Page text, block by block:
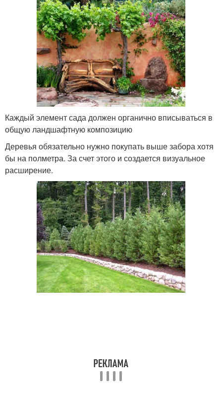
Каждый элемент сада должен органично вписываться в
общую ландшафтную композицию
Деревья обязательно нужно покупать выше забора хотя
бы на полметра. За счет этого и создается визуальное
расширение.